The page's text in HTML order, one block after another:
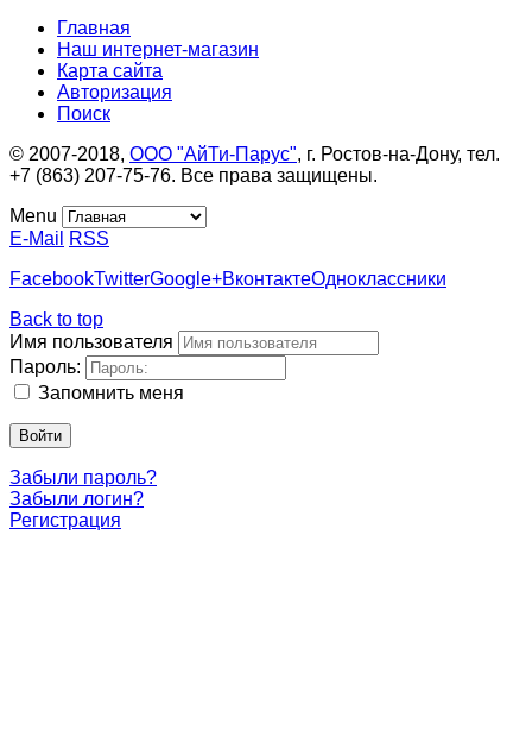
Главная
Наш интернет-магазин
Карта сайта
Авторизация
Поиск
© 2007-2018, ООО "АйТи-Парус", г. Ростов-на-Дону, тел.
+7 (863) 207-75-76. Все права защищены.
Menu
E-Mail
RSS
FacebookTwitterGoogle+ВконтактеОдноклассники
Back to top
Имя пользователя
Пароль:
Запомнить меня
Войти
Забыли пароль?
Забыли логин?
Регистрация